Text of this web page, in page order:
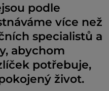
podle
více než
specialistů a
abychom
potřebuje,
život.